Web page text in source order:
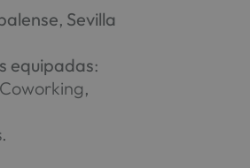
, Sevilla
equipadas: